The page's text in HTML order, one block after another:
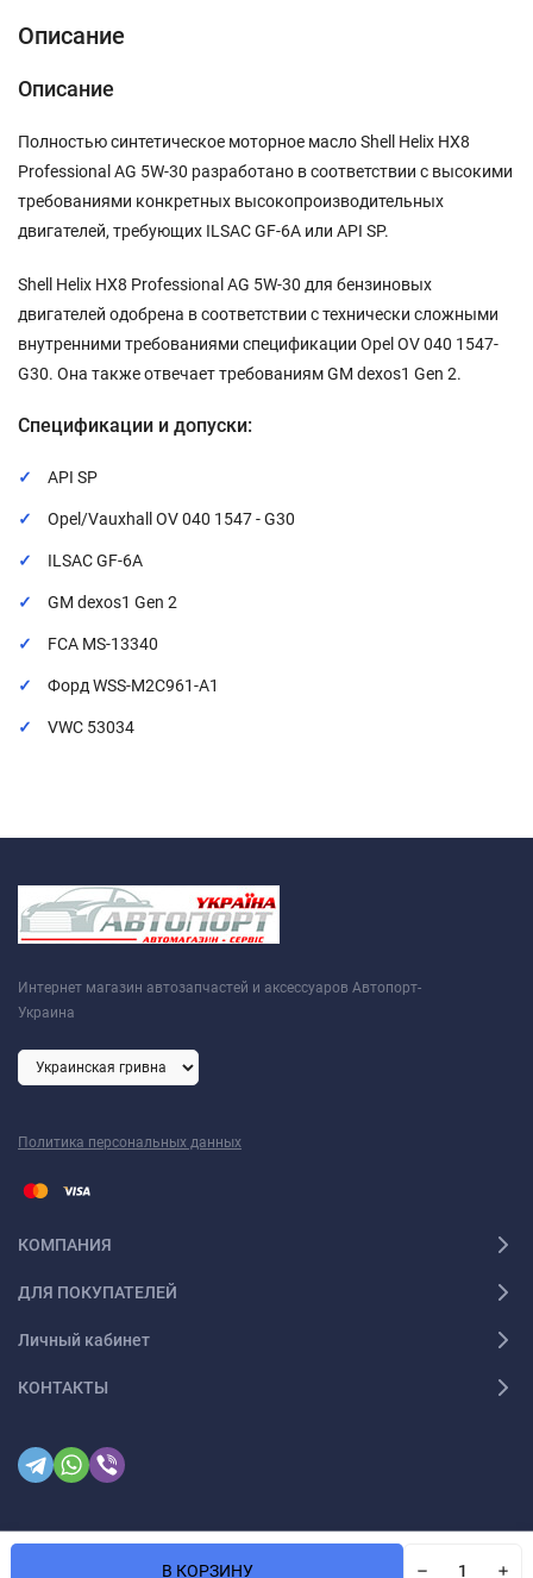
В КОРЗИНУ
Описание
Описание
Полностью синтетическое моторное масло Shell Helix HX8
Professional AG 5W-30 разработано в соответствии с высокими
требованиями конкретных высокопроизводительных
двигателей, требующих ILSAC GF-6A или API SP.
Shell Helix HX8 Professional AG 5W-30 для бензиновых
двигателей одобрена в соответствии с технически сложными
внутренними требованиями спецификации Opel OV 040 1547-
G30. Она также отвечает требованиям GM dexos1 Gen 2.
Спецификации и допуски:
API SP
Opel/Vauxhall OV 040 1547 - G30
ILSAC GF-6А
GM dexos1 Gen 2
FCA MS-13340
Форд WSS-M2C961-A1
VWC 53034
Интернет магазин автозапчастей и аксессуаров Автопорт-
Украина
Политика персональных данных
КОМПАНИЯ
ДЛЯ ПОКУПАТЕЛЕЙ
Личный кабинет
КОНТАКТЫ